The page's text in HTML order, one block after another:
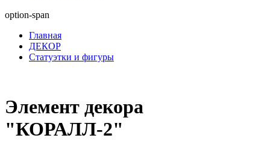
option-span
Главная
ДЕКОР
Статуэтки и фигуры
Элемент декора
"КОРАЛЛ-2"